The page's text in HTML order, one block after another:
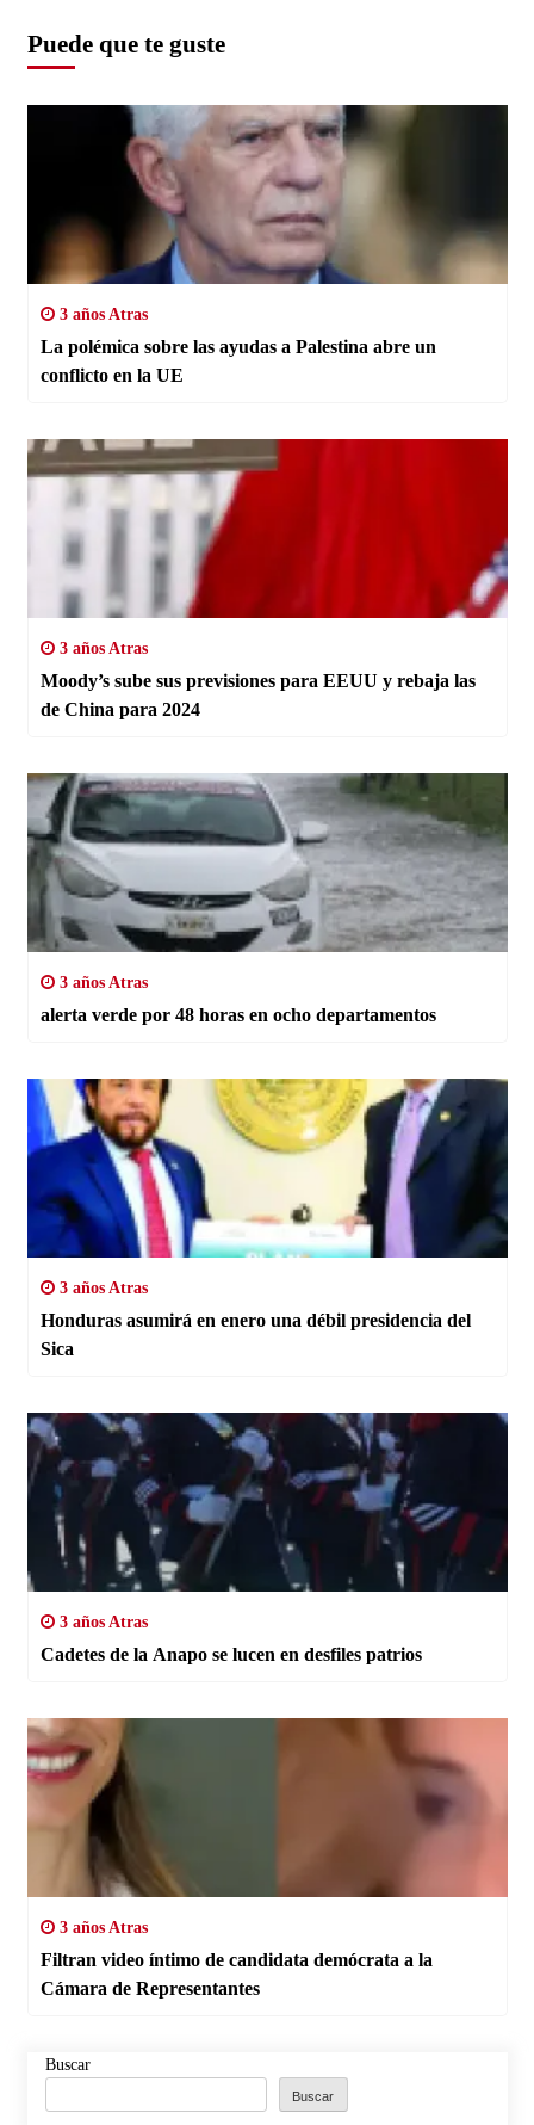
Puede que te guste
3 años Atras
La polémica sobre las ayudas a Palestina abre un
conflicto en la UE
3 años Atras
Moody’s sube sus previsiones para EEUU y rebaja las
de China para 2024
3 años Atras
alerta verde por 48 horas en ocho departamentos
3 años Atras
Honduras asumirá en enero una débil presidencia del
Sica
3 años Atras
Cadetes de la Anapo se lucen en desfiles patrios
3 años Atras
Filtran video íntimo de candidata demócrata a la
Cámara de Representantes
Buscar
Buscar